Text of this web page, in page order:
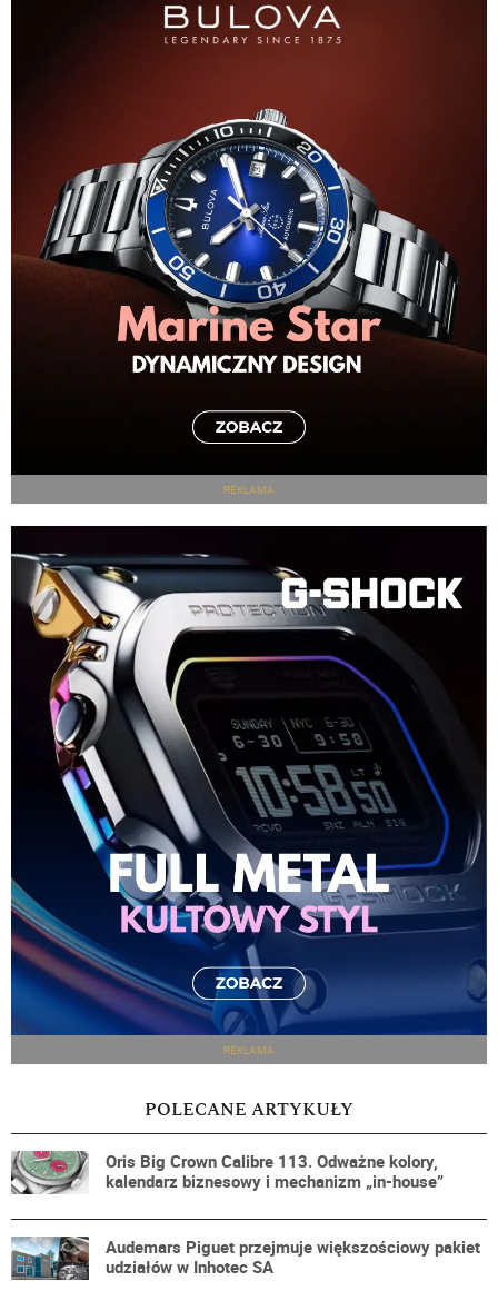
REKLAMA
REKLAMA
POLECANE ARTYKUŁY
Oris Big Crown Calibre 113. Odważne kolory,
kalendarz biznesowy i mechanizm „in-house”
Audemars Piguet przejmuje większościowy pakiet
udziałów w Inhotec SA